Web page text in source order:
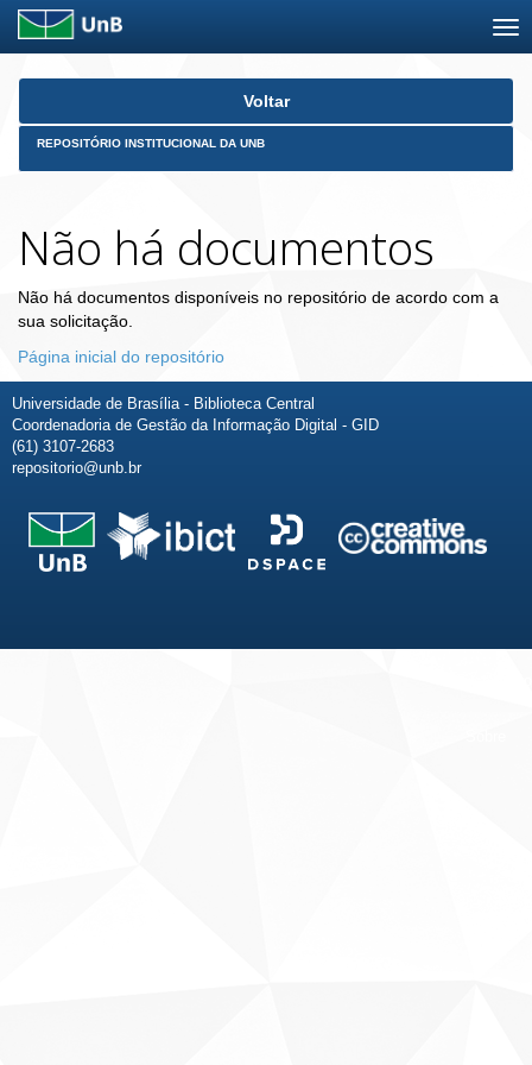
Skip
Voltar
REPOSITÓRIO INSTITUCIONAL DA UNB
Não há documentos
Não há documentos disponíveis no repositório de acordo com a
sua solicitação.
Página inicial do repositório
Universidade de Brasília - Biblioteca Central
Coordenadoria de Gestão da Informação Digital - GID
(61) 3107-2683
repositorio@unb.br